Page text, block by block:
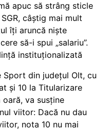
apuc să strâng sticle
câștig mai mult
îți aruncă niște
să-i spui „salariu”.
instituționalizată
Sport din județul Olt, cu
și 10 la Titularizare
va susține
viitor: Dacă nu dau
nota 10 nu mai